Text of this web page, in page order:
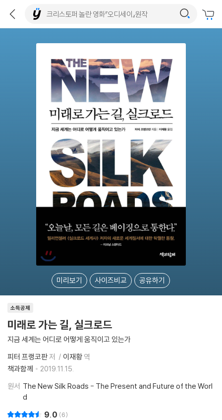
미리보기 사이즈비교 공유하기
소득공제
미래로 가는 길, 실크로드
지금 세계는 어디로 어떻게 움직이고 있는가
피터 프랭코판저 이재황 역
책과함께
2019.11.15.
원서 The New Silk Roads - The Present and Future of the Worl
d
9.0 6